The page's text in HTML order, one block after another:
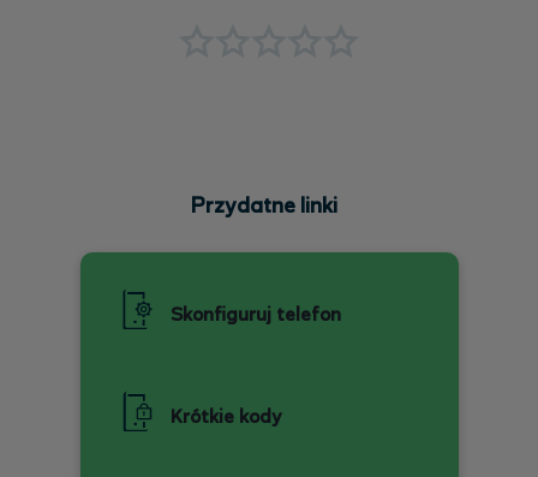
Przydatne linki
Skonfiguruj telefon
Krótkie kody